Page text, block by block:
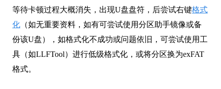
等待卡顿过程大概消失，出现U盘盘符，后尝试右键格式
化 （如无重要资料，如有可尝试使用分区助手镜像或备
份该U盘），如格式化不成功或问题依旧，可尝试使用工
具（如LLFTool）进行低级格式化，或将分区换为exFAT
格式。